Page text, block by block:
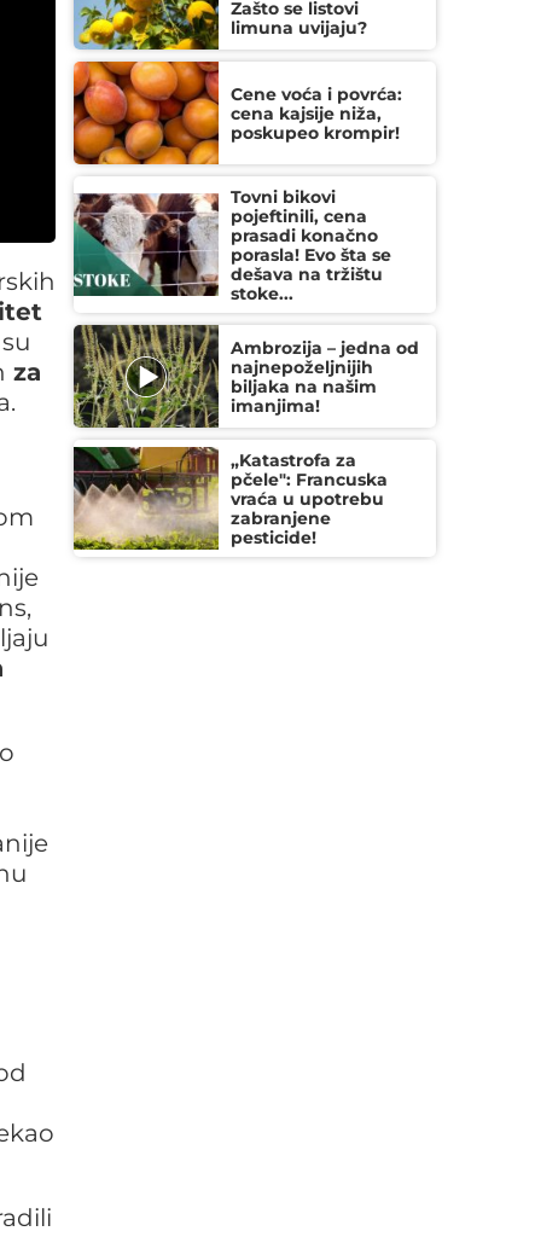
za
Zašto se listovi
limuna uvijaju?
Cene voća i povrća:
cena kajsije niža,
poskupeo krompir!
Tovni bikovi
pojeftinili, cena
prasadi konačno
porasla! Evo šta se
dešava na tržištu
stoke...
Ambrozija – jedna od
najnepoželjnijih
biljaka na našim
imanjima!
„Katastrofa za
pčele": Francuska
vraća u upotrebu
zabranjene
pesticide!